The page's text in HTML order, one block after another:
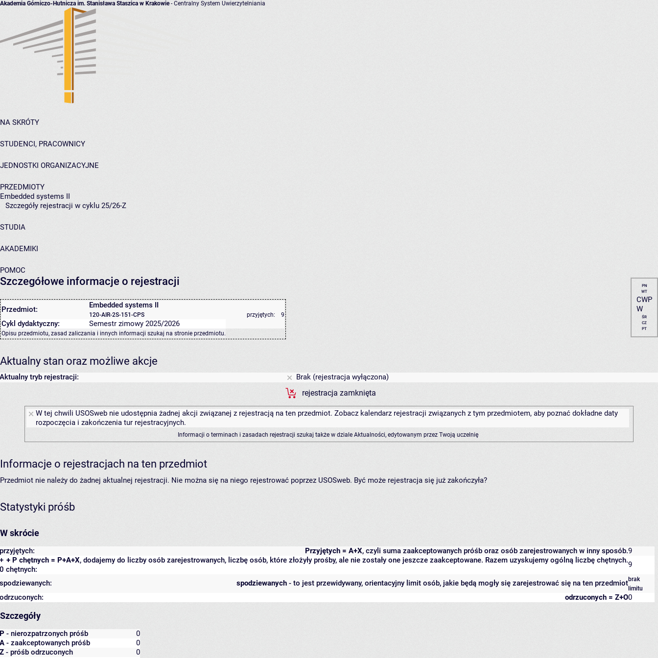
Akademia Górniczo-Hutnicza im. Stanisława Staszica w Krakowie- Centralny System Uwierzytelniania
NA SKRÓTY
STUDENCI, PRACOWNICY
JEDNOSTKI ORGANIZACYJNE
PRZEDMIOTY
Embedded systems II
Szczegóły rejestracji w cyklu 25/26-Z
STUDIA
AKADEMIKI
POMOC
Szczegółowe informacje o rejestracji
Przedmiot: Embedded systems II
120-AIR-2S-151-CPS przyjętych: 9
Cykl dydaktyczny: Semestr zimowy 2025/2026
Opisu przedmiotu, zasad zaliczania i innych informacji szukaj na stronie przedmiotu.
PN
WT
CWP
W
ŚR
CZ
PT
Aktualny stan oraz możliwe akcje
Aktualny tryb rejestracji:
Brak (rejestracja wyłączona)
rejestracja zamknięta
W tej chwili USOSweb nie udostępnia żadnej akcji związanej z rejestracją na ten przedmiot. Zobacz kalendarz rejestracji związanych z tym przedmiotem, aby poznać dokładne daty
rozpoczęcia i zakończenia tur rejestracyjnych.
Informacji o terminach i zasadach rejestracji szukaj także w dziale Aktualności, edytowanym przez Twoją uczelnię
Informacje o rejestracjach na ten przedmiot
Przedmiot nie należy do żadnej aktualnej rejestracji. Nie można się na niego rejestrować poprzez USOSweb. Być może rejestracja się już zakończyła?
Statystyki próśb
W skrócie
Przyjętych = A+X, czyli suma zaakceptowanych próśb oraz osób zarejestrowanych w inny sposób.
przyjętych:
9
+ P chętnych = P+A+X, dodajemy do liczby osób zarejestrowanych, liczbę osób, które złożyły prośby, ale nie zostały one jeszcze zaakceptowane. Razem uzyskujemy ogólną liczbę chętnych.
+
0 chętnych:
9
spodziewanych - to jest przewidywany, orientacyjny limit osób, jakie będą mogły się zarejestrować się na ten przedmiot
spodziewanych:
brak
limitu
odrzuconych = Z+O
odrzuconych: 0
Szczegóły
P - nierozpatrzonych próśb
0
A - zaakceptowanych próśb
0
Z - próśb odrzuconych
0